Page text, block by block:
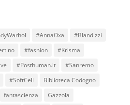
#AnnaOxa
#Blandizzi
#fashion
#Krisma
#Posthuman.it
#Sanremo
#SoftCell
Biblioteca Codogno
fantascienza Gazzola